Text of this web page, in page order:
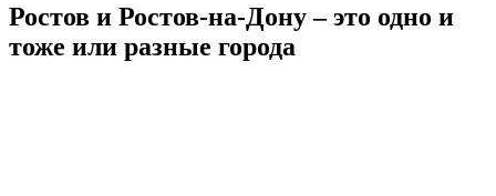
Ростов и Ростов-на-Дону – это одно и
тоже или разные города